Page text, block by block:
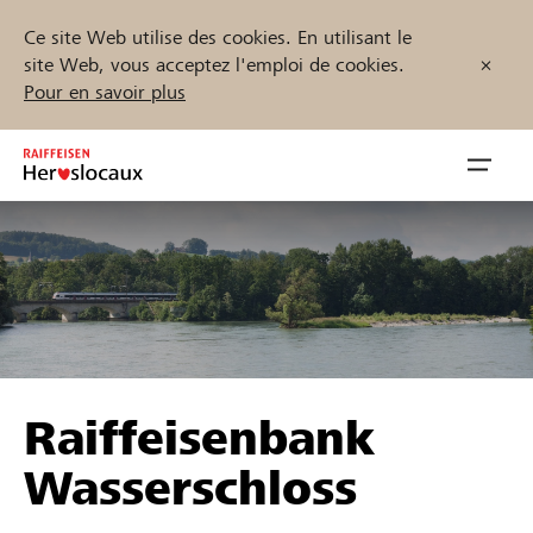
Ce site Web utilise des cookies. En utilisant le
site Web, vous acceptez l'emploi de cookies.
Pour en savoir plus
Inhalt
springen
öffnen
Parrainer
Soutien & assistance
Trouvez des projets et des organisations
Démarrez maintenant
Raiffeisenbank
Wasserschloss